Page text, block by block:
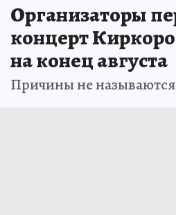
Организаторы
концерт
на конец августа
Причины не называются